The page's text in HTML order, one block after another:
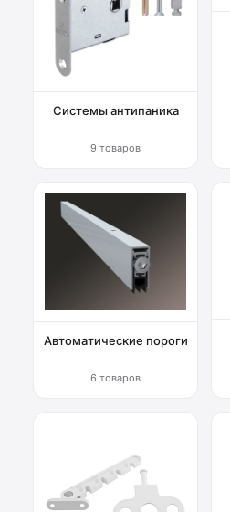
Системы антипаника
9 товаров
Автоматические пороги
6 товаров